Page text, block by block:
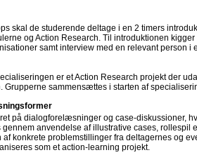
skal de studerende deltage i en 2 timers
og Action Research. Til introduktionen
samt interview med en relevant person i
er et Action Research projekt der
Grupperne sammensættes i starten af
på dialogforelæsninger og case-diskussioner,
anvendelse af illustrative cases, rollespil
konkrete problemstillinger fra deltagernes og
som et action-learning projekt.